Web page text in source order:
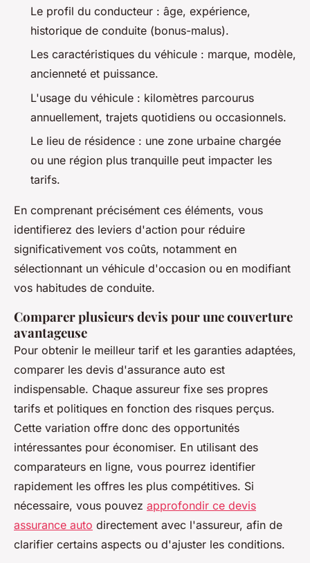
Le profil du conducteur : âge, expérience,
historique de conduite (bonus-malus).
Les caractéristiques du véhicule : marque, modèle,
ancienneté et puissance.
L'usage du véhicule : kilomètres parcourus
annuellement, trajets quotidiens ou occasionnels.
Le lieu de résidence : une zone urbaine chargée
ou une région plus tranquille peut impacter les
tarifs.
En comprenant précisément ces éléments, vous
identifierez des leviers d'action pour réduire
significativement vos coûts, notamment en
sélectionnant un véhicule d'occasion ou en modifiant
vos habitudes de conduite.
Comparer plusieurs devis pour une couverture
avantageuse
Pour obtenir le meilleur tarif et les garanties adaptées,
comparer les devis d'assurance auto est
indispensable. Chaque assureur fixe ses propres
tarifs et politiques en fonction des risques perçus.
Cette variation offre donc des opportunités
intéressantes pour économiser. En utilisant des
comparateurs en ligne, vous pourrez identifier
rapidement les offres les plus compétitives. Si
nécessaire, vous pouvez approfondir ce devis
assurance auto directement avec l'assureur, afin de
clarifier certains aspects ou d'ajuster les conditions.